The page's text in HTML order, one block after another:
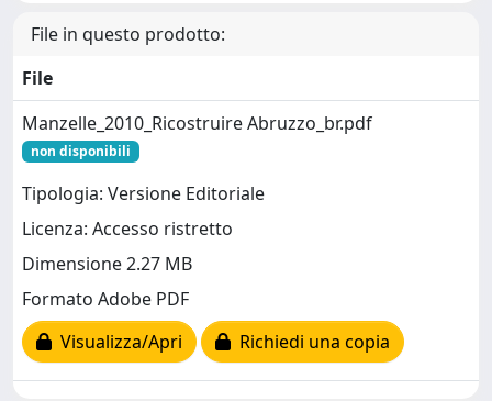
File in questo prodotto:
File
Manzelle_2010_Ricostruire Abruzzo_br.pdf
non disponibili
Tipologia: Versione Editoriale
Licenza: Accesso ristretto
Dimensione 2.27 MB
Formato Adobe PDF
Visualizza/Apri
Richiedi una copia